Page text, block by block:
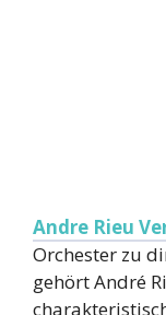
Andre Rieu
Orchester zu
gehört André